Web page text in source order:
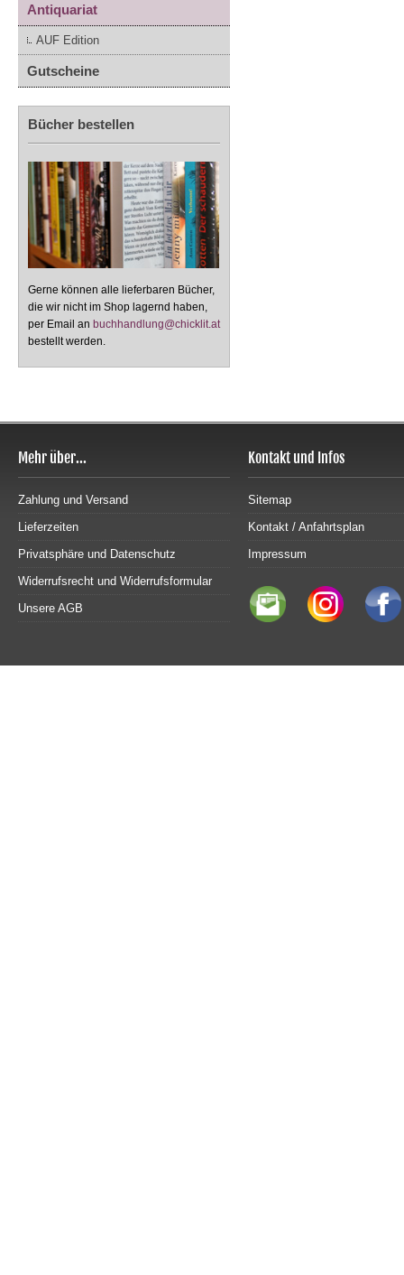
Antiquariat
AUF Edition
Gutscheine
Bücher bestellen
Gerne können alle lieferbaren Bücher,
die wir nicht im Shop lagernd haben,
per Email an buchhandlung@chicklit.at
bestellt werden.
Mehr über...
Zahlung und Versand
Lieferzeiten
Privatsphäre und Datenschutz
Widerrufsrecht und Widerrufsformular
Unsere AGB
Kontakt und Infos
Sitemap
Kontakt / Anfahrtsplan
Impressum